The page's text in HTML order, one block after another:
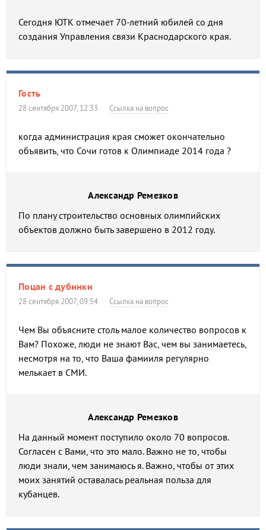
Сегодня ЮТК отмечает 70-летний юбилей со дня
создания Управления связи Краснодарского края.
Гость
28 сентября 2007, 12:33 Ссылка на вопрос
когда администрация края сможет окончательно
объявить, что Сочи готов к Олимпиаде 2014 года ?
Александр Ремезков
По плану строительство основных олимпийских
объектов должно быть завершено в 2012 году.
Поцан с дубинки
28 сентября 2007, 09:54 Ссылка на вопрос
Чем Вы объясните столь малое количество вопросов к
Вам? Похоже, люди не знают Вас, чем вы занимаетесь,
несмотря на то, что Ваша фамииля регулярно
мелькает в СМИ.
Александр Ремезков
На данный момент поступило около 70 вопросов.
Согласен с Вами, что это мало. Важно не то, чтобы
люди знали, чем занимаюсь я. Важно, чтобы от этих
моих занятий оставалась реальная польза для
кубанцев.